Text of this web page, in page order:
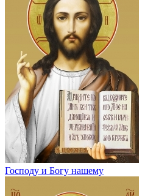
Господу и Богу нашему